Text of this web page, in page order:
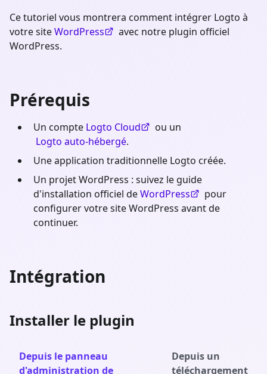
Ce tutoriel vous montrera comment intégrer Logto à
votre siteWordPress
avec notre plugin officiel
WordPress.
Prérequis
Un compte Logto Cloud
ou un
Logto auto-hébergé.
Une application traditionnelle Logto créée.
Un projet WordPress : suivez le guide
d'installation officiel deWordPress
pour
configurer votre site WordPress avant de
continuer.
Intégration
Installer le plugin
Depuis le panneau
d'administration de
Depuis un
téléchargement